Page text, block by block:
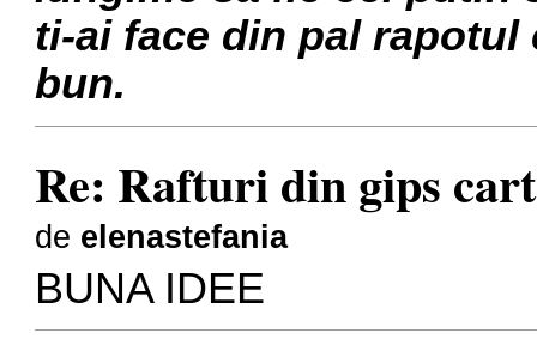
ti-ai face din pal
bun.
Re: Rafturi din gips
de elenastefania
BUNA IDEE